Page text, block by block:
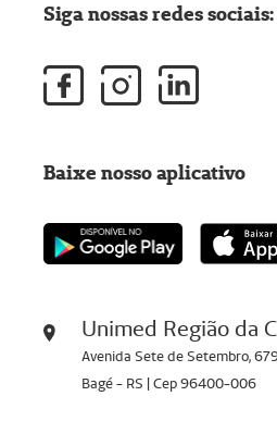
Unimed Região da
Avenida Sete de Setembro,
Bagé - RS | Cep 96400-006
Siga nossas redes sociais:
Baixe nosso aplicativo